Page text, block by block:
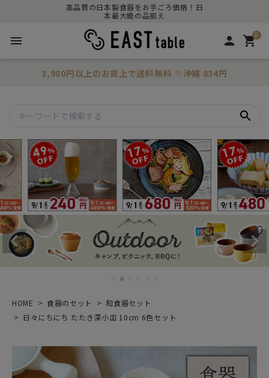
高品質の日本製食器をお手ごろ価格！日
本最大級の品揃え
menu person 0
shopping_cart
3,980円以上のお買上で送料無料 ※沖縄 834円
search
HOME 食器のセット
和食器セット
日々にちにち たたき深小皿 10cm 6色セット